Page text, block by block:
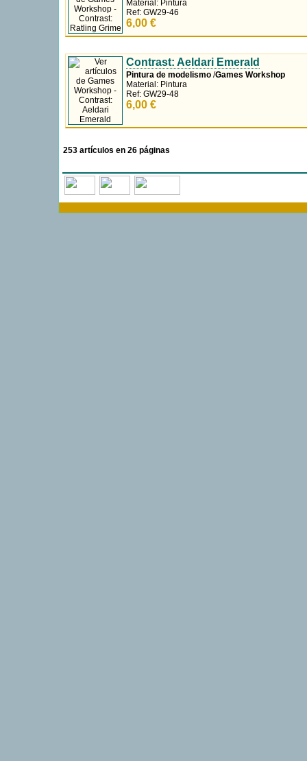
Material: Pintura
Ref: GW29-46
6,00 €
Pintura de modelismo/Games Workshop
Ref: GW29-48
6,00 €
253 artículos en 26 páginas